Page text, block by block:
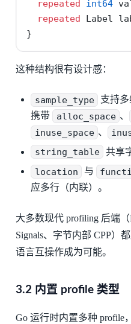
repeated int64
repeated Label
}
这种结构很有设计感：
sample_type
支持多
携带
alloc_space 、
inuse_space 、
string_table 共享
location 与
应多行（内联）。
大多数现代 profiling 后端（
Signals、字节内部 CPP）
语言互操作成为可能。
3.2 内置 profile 类型
Go 运行时内置多种 profile